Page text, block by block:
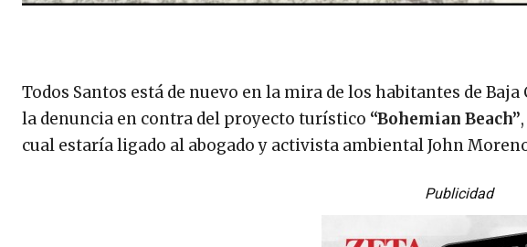
Todos Santos está de nuevo en la mira de los habitantes de
la denuncia en contra del proyecto turístico “Bohemian Beach”
cual estaría ligado al abogado y activista ambiental John
Publicidad